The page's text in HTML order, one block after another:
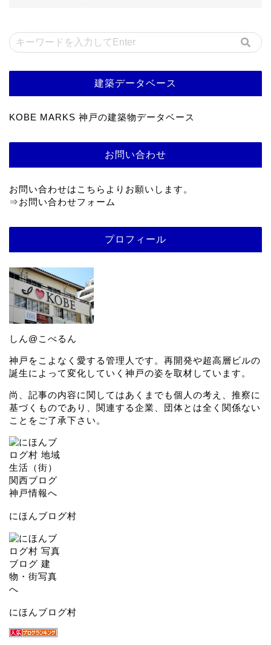
建築データベース
KOBE MARKS 神戸の建築物データベース
お問い合わせ
お問い合わせはこちらよりお願いします。
⇒お問い合わせフォーム
プロフィール
しん@こべるん
神戸をこよなく愛する管理人です。再開発や超高層ビルの
誕生によって変化していく神戸の姿を取材しています。
尚、記事の内容に関してはあくまでも個人の考え、推察に
基づくものであり、関連する企業、団体とは全く関係ない
ことをご了承下さい。
にほんブログ村
にほんブログ村